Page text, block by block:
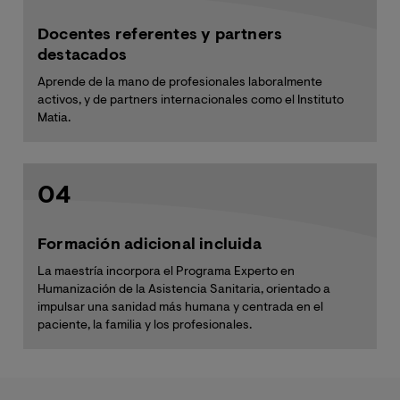
Docentes referentes y partners
destacados
Aprende de la mano de profesionales laboralmente
activos, y de partners internacionales como el Instituto
Matia.
04
Formación adicional incluida
La maestría incorpora el Programa Experto en
Humanización de la Asistencia Sanitaria, orientado a
impulsar una sanidad más humana y centrada en el
paciente, la familia y los profesionales.